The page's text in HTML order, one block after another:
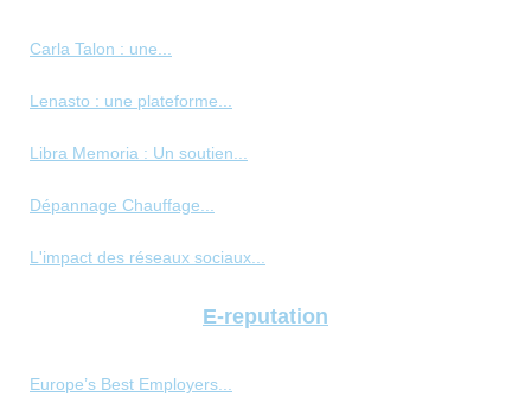
Carla Talon : une...
Lenasto : une plateforme...
Libra Memoria : Un soutien...
Dépannage Chauffage...
L'impact des réseaux sociaux...
E-reputation
Europe’s Best Employers...